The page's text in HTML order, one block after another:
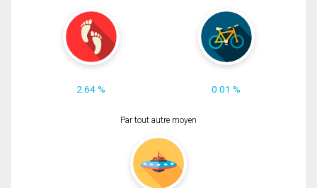
2.64 % 0.01 %
Par tout autre moyen